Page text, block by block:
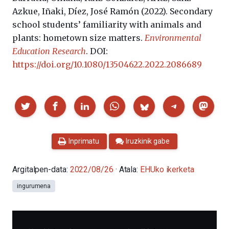
Azkue, Iñaki, Díez, José Ramón (2022). Secondary
school students’ familiarity with animals and
plants: hometown size matters. Environmental
Education Research. DOI:
https://doi.org/10.1080/13504622.2022.2086689
Partekatu
Inprimatu Iruzkinik gabe
Argitalpen-data: 2022/08/26 · Atala: EHUko ikerketa
ingurumena